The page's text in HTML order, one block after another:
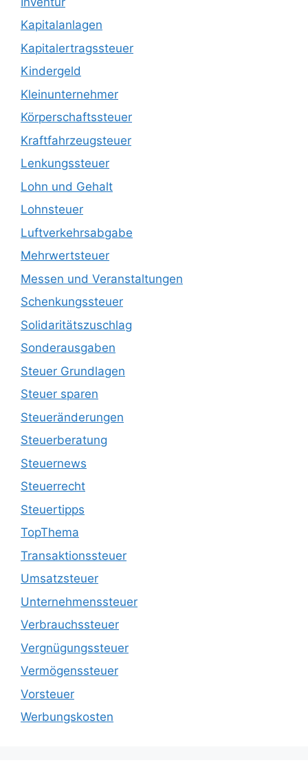
Kapitalanlagen
Kapitalertragssteuer
Kindergeld
Kleinunternehmer
Körperschaftssteuer
Kraftfahrzeugsteuer
Lenkungssteuer
Lohn und Gehalt
Lohnsteuer
Luftverkehrsabgabe
Mehrwertsteuer
Messen und Veranstaltungen
Schenkungssteuer
Solidaritätszuschlag
Sonderausgaben
Steuer Grundlagen
Steuer sparen
Steueränderungen
Steuerberatung
Steuernews
Steuerrecht
Steuertipps
TopThema
Transaktionssteuer
Umsatzsteuer
Unternehmenssteuer
Verbrauchssteuer
Vergnügungssteuer
Vermögenssteuer
Vorsteuer
Werbungskosten